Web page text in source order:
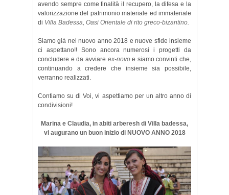
avendo sempre come finalità il recupero, la difesa e la
valorizzazione del patrimonio materiale ed immateriale
di Villa Badessa, Oasi Orientale di rito greco-bizantino.
Siamo già nel nuovo anno 2018 e nuove sfide insieme
ci aspettano!! Sono ancora numerosi i progetti da
concludere e da avviare ex-novoe siamo convinti che,
continuando a credere che insieme sia possibile,
verranno realizzati.
Contiamo su di Voi, vi aspettiamo per un altro anno di
condivisioni!
Marina e Claudia, in abiti arberesh di Villa badessa,
vi augurano un buon inizio di NUOVO ANNO 2018